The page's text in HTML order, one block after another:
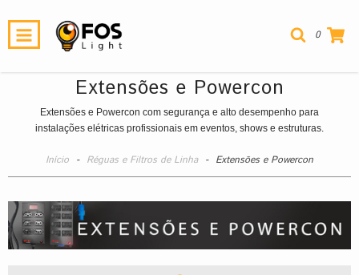
0
Extensões e Powercon
Extensões e Powercon com segurança e alto desempenho para
instalações elétricas profissionais em eventos, shows e estruturas.
Início - Réguas e Filtros de Linha - Extensões e Powercon